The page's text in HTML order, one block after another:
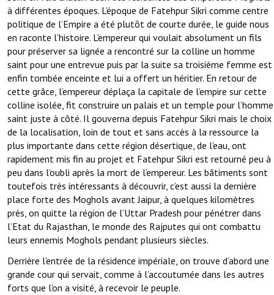
à différentes époques. L’époque de Fatehpur Sikri comme centre
politique de l’Empire a été plutôt de courte durée, le guide nous
en raconte l’histoire. L’empereur qui voulait absolument un fils
pour préserver sa lignée a rencontré sur la colline un homme
saint pour une entrevue puis par la suite sa troisième femme est
enfin tombée enceinte et lui a offert un héritier. En retour de
cette grâce, l’empereur déplaça la capitale de l’empire sur cette
colline isolée, fit construire un palais et un temple pour l’homme
saint juste à côté. Il gouverna depuis Fatehpur Sikri mais le choix
de la localisation, loin de tout et sans accès à la ressource la
plus importante dans cette région désertique, de l’eau, ont
rapidement mis fin au projet et Fatehpur Sikri est retourné peu à
peu dans l’oubli après la mort de l’empereur. Les bâtiments sont
toutefois très intéressants à découvrir, c’est aussi la dernière
place forte des Moghols avant Jaipur, à quelques kilomètres
près, on quitte la région de l’Uttar Pradesh pour pénétrer dans
l’Etat du Rajasthan, le monde des Rajputes qui ont combattu
leurs ennemis Moghols pendant plusieurs siècles.
Derrière l’entrée de la résidence impériale, on trouve d’abord une
grande cour qui servait, comme à l’accoutumée dans les autres
forts que l’on a visité, à recevoir le peuple.